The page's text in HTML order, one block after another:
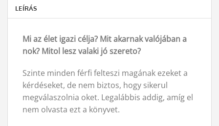
LEÍRÁS
Miaz élet igazi célja? Mit akarnak valójában a
nok? Mitol lesz valaki jó szereto?
Szinte minden férfi felteszi magának ezeket a
kérdéseket, de nem biztos, hogy sikerul
megválaszolnia oket. Legalábbis addig, amíg el
nem olvasta ezt a könyvet.